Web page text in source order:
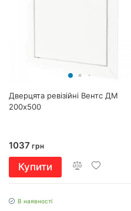
Дверцята ревізійні Вентс ДМ
200х500
1037 грн
Купити
В наявності